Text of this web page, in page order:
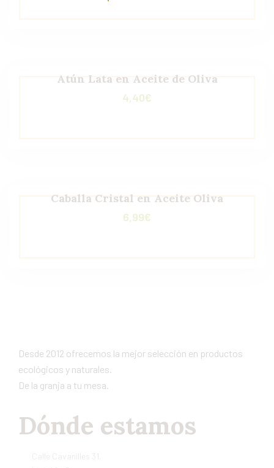
Atún Lata en Aceite de Oliva
4,40€
Caballa Cristal en Aceite Oliva
6,99€
Desde 2012 ofrecemos la mejor selección en productos
ecológicos y naturales.
De la granja a tu mesa.
Dónde estamos